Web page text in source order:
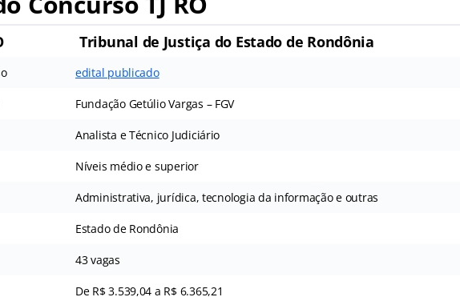
Tribunal de Justiça do Estado de Rondônia
edital publicado
Fundação Getúlio Vargas – FGV
Analista e Técnico Judiciário
Níveis médio e superior
Administrativa, jurídica, tecnologia da informação e outras
Estado de Rondônia
43 vagas
De R$ 3.539,04 a R$ 6.365,21